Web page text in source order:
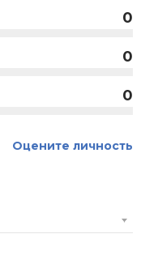
0
0
0
Оцените личность